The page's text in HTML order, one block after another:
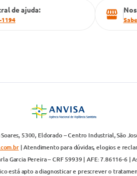
de ajuda:
1194
5300, Eldorado – Centro Industrial, São
| Atendimento para dúvidas, elogios e
Garcia Pereira – CRF 59939 | AFE: 7.86116-6
está apto a diagnosticar e prescrever o